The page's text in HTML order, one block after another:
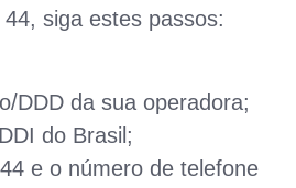
44, siga estes passos:
DDD da sua operadora;
do Brasil;
e o número de telefone